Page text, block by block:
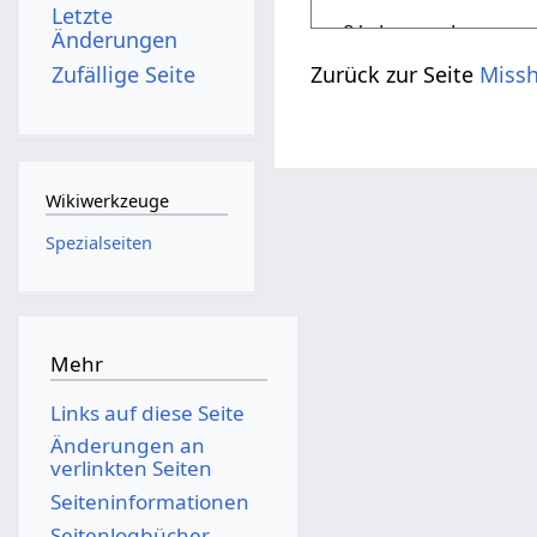
Zurück zur Seite
Letzte
Änderungen
Zufällige Seite
Wikiwerkzeuge
Spezialseiten
Mehr
Links auf diese Seite
Änderungen an
verlinkten Seiten
Seiten­­informationen